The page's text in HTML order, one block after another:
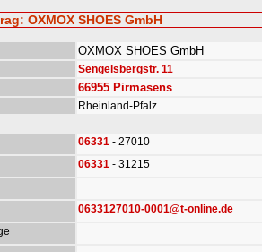
OXMOX SHOES GmbH
OXMOX SHOES GmbH
Sengelsbergstr. 11
66955 Pirmasens
Rheinland-Pfalz
06331 - 27010
06331 - 31215
0633127010-0001@t-online.de